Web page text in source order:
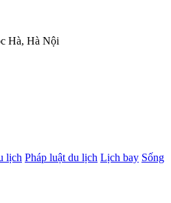
Hà, Hà Nội
lịch Pháp luật du lịch Lịch bay Sống